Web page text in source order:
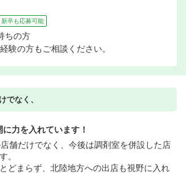
新卒も応募可能
ちの方
験の方もご相談ください。
でなく、
力を入れています！
舗だけでなく、今後は調剤室を併設した店
。
どまらず、北陸地方への出店も視野に入れ